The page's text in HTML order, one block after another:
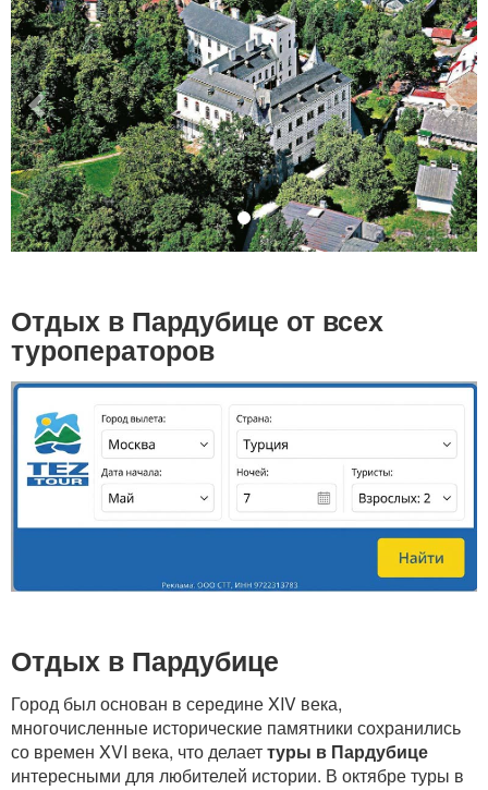
Отдых в Пардубице от всех
туроператоров
Отдых в Пардубице
Город был основан в середине XIV века,
многочисленные исторические памятники сохранились
со времен XVI века, что делаеттуры в Пардубице
интересными для любителей истории. В октябре туры в